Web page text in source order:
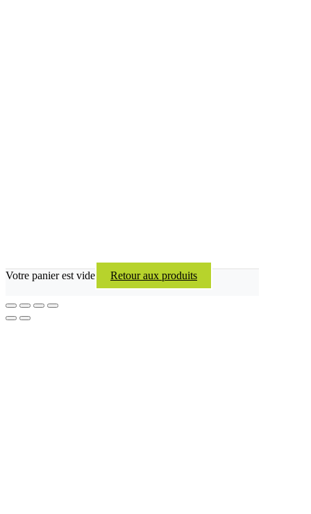
Votre panier est vide Retour aux produits